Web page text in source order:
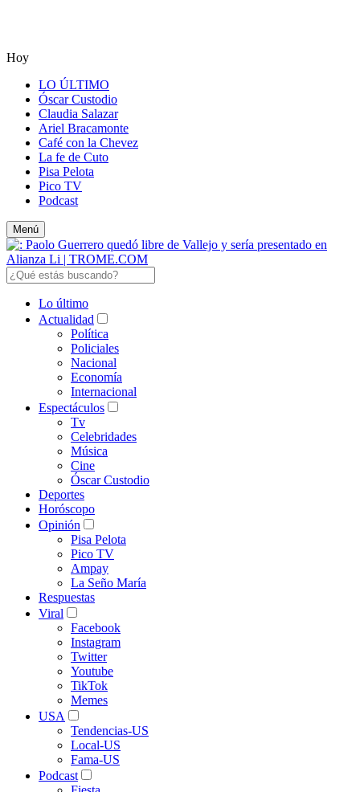
Hoy
LO ÚLTIMO
Óscar Custodio
Claudia Salazar
Ariel Bracamonte
Café con la Chevez
La fe de Cuto
Pisa Pelota
Pico TV
Podcast
Menú
Lo último
Actualidad
Política
Policiales
Nacional
Economía
Internacional
Espectáculos
Tv
Celebridades
Música
Cine
Óscar Custodio
Deportes
Horóscopo
Opinión
Pisa Pelota
Pico TV
Ampay
La Seño María
Respuestas
Viral
Facebook
Instagram
Twitter
Youtube
TikTok
Memes
USA
Tendencias-US
Local-US
Fama-US
Podcast